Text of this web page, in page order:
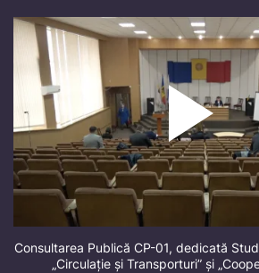
Consultarea Publică CP-01, dedicată
„Circulație și Transporturi” și